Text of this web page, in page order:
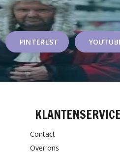
PINTEREST
Contact
Over ons